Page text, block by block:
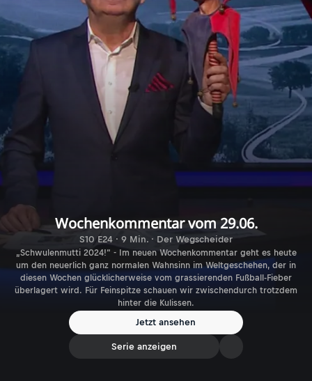
Wochenkommentar vom 29.06.
S10 E24 · 9 Min. · Der Wegscheider
„Schwulenmutti 2024!“ - Im neuen Wochenkommentar geht es heute
um den neuerlich ganz normalen Wahnsinn im Weltgeschehen, der in
diesen Wochen glücklicherweise vom grassierenden Fußball-Fieber
überlagert wird. Für Feinspitze schauen wir zwischendurch trotzdem
hinter die Kulissen.
Jetzt ansehen
Serie anzeigen